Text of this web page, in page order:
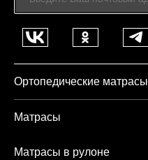
Ортопедические матрасы
Матрасы
Матрасы в рулоне